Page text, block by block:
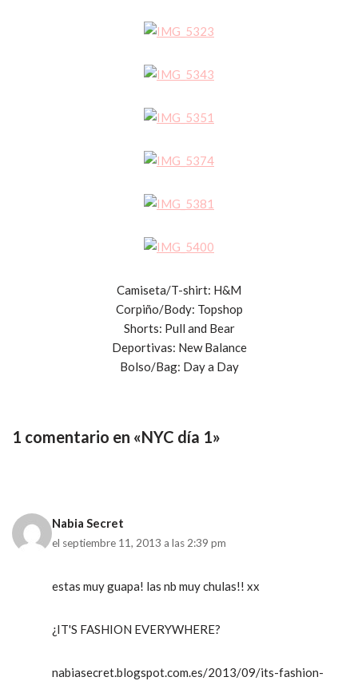
Camiseta/T-shirt: H&M
Corpiño/Body: Topshop
Shorts: Pull and Bear
Deportivas: New Balance
Bolso/Bag: Day a Day
1 comentario en «NYC día 1»
Nabia Secret
el septiembre 11, 2013 a las 2:39 pm
estas muy guapa! las nb muy chulas!! xx
¿IT'S FASHION EVERYWHERE?
nabiasecret.blogspot.com.es/2013/09/its-fashion-